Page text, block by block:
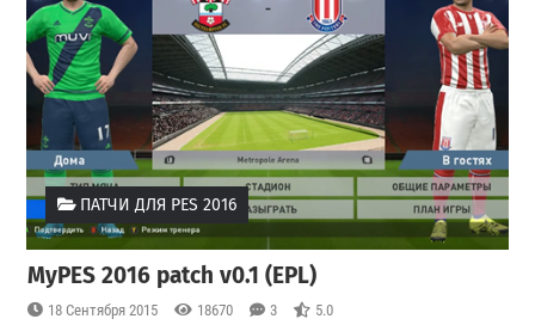
ПАТЧИ ДЛЯ PES 2016
MyPES 2016 patch v0.1 (EPL)
18 Сентября 2015 18670 3 5.0